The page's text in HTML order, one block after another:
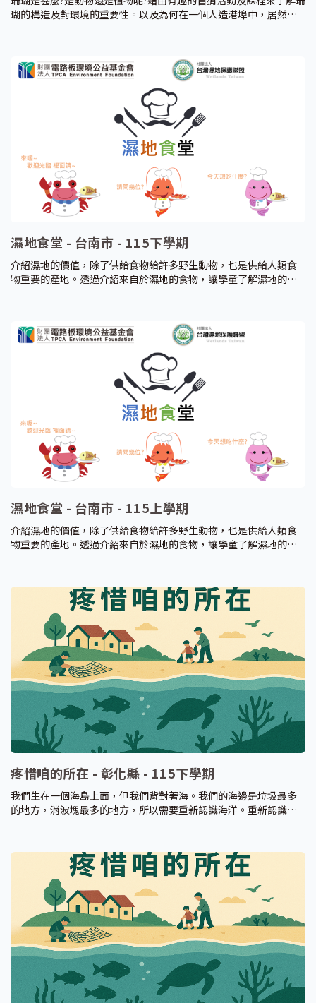
瑚的構造及對環境的重要性。以及為何在一個人造港埠中，居然有
濕地食堂 - 台南市 - 115下學期
介紹濕地的價值，除了供給食物給許多野生動物，也是供給人類食
物重要的產地。透過介紹來自於濕地的食物，讓學童了解濕地的重
濕地食堂 - 台南市 - 115上學期
介紹濕地的價值，除了供給食物給許多野生動物，也是供給人類食
物重要的產地。透過介紹來自於濕地的食物，讓學童了解濕地的重
疼惜咱的所在 - 彰化縣 - 115下學期
我們生在一個海島上面，但我們背對著海。我們的海邊是垃圾最多
的地方，消波塊最多的地方，所以需要重新認識海洋。重新認識海